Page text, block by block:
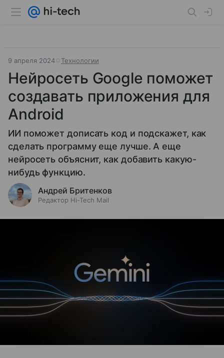
9 апреля 2024 Технологии
Нейросеть Google поможет
создавать приложения для
Android
ИИ поможет дописать код и подскажет, как
сделать программу еще лучше. А еще
нейросеть объяснит, как добавить какую-
нибудь функцию.
Андрей Бритенков
Редактор Hi-Tech Mail